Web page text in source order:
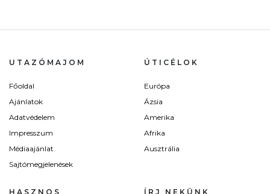
UTAZÓMAJOM
Főoldal
Ajánlatok
Adatvédelem
Impresszum
Médiaajánlat
Sajtómegjelenések
ÚTICÉLOK
Európa
Ázsia
Amerika
Afrika
Ausztrália
HASZNOS ÍRJ NEKÜNK